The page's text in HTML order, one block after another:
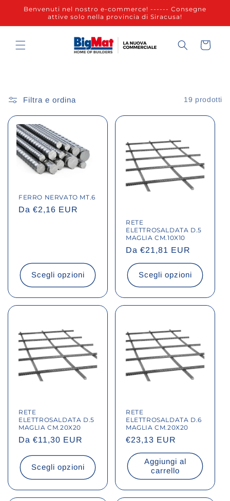
direttamente
ai contenuti
Benvenuti nel nostro e-commerce! ------ Consegne
attive solo nella provincia di Siracusa!
Carrello
Filtra e ordina 19 prodotti
FERRO NERVATO MT.6
Prezzo
Da €2,16 EUR
Scegli opzioni
RETE
ELETTROSALDATA D.5
MAGLIA CM.10X10
Prezzo
di
listino
Da €21,81 EUR
Scegli opzioni
RETE
ELETTROSALDATA D.5
MAGLIA CM.20X20
Prezzo
listino
Da €11,30 EUR
Scegli opzioni
RETE
ELETTROSALDATA D.6
MAGLIA CM.20X20
Prezzo
listino
€23,13 EUR
Aggiungi al
carrello